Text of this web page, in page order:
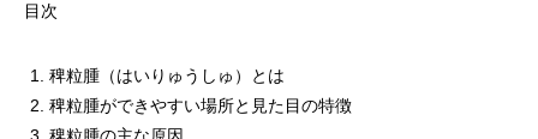
目次
稗粒腫（はいりゅうしゅ）とは
稗粒腫ができやすい場所と見た目の特徴